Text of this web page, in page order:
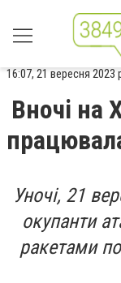
16:07, 21 вересня 2023
Вночі на
Уночі, 21
окупанти
ракетами